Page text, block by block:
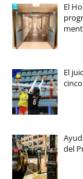
El
El
del